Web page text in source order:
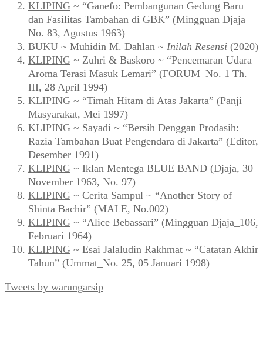
KLIPING ~ “Ganefo: Pembangunan Gedung Baru
dan Fasilitas Tambahan di GBK” (Mingguan Djaja
No. 83, Agustus 1963)
BUKU ~ Muhidin M. Dahlan ~ Inilah Resensi (2020)
KLIPING ~ Zuhri & Baskoro ~ “Pencemaran Udara
Aroma Terasi Masuk Lemari” (FORUM_No. 1 Th.
III, 28 April 1994)
KLIPING ~ “Timah Hitam di Atas Jakarta” (Panji
Masyarakat, Mei 1997)
KLIPING ~ Sayadi ~ “Bersih Denggan Prodasih:
Razia Tambahan Buat Pengendara di Jakarta” (Editor,
Desember 1991)
KLIPING ~ Iklan Mentega BLUE BAND (Djaja, 30
November 1963, No. 97)
KLIPING ~ Cerita Sampul ~ “Another Story of
Shinta Bachir” (MALE, No.002)
KLIPING ~ “Alice Bebassari” (Mingguan Djaja_106,
Februari 1964)
KLIPING ~ Esai Jalaludin Rakhmat ~ “Catatan Akhir
Tahun” (Ummat_No. 25, 05 Januari 1998)
Tweets by warungarsip